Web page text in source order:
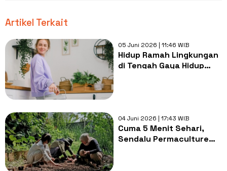
Artikel Terkait
05 Juni 2026 | 11:46 WIB
Hidup Ramah Lingkungan
di Tengah Gaya Hidup
04 Juni 2026 | 17:43 WIB
Cuma 5 Menit Sehari,
Sendalu Permaculture